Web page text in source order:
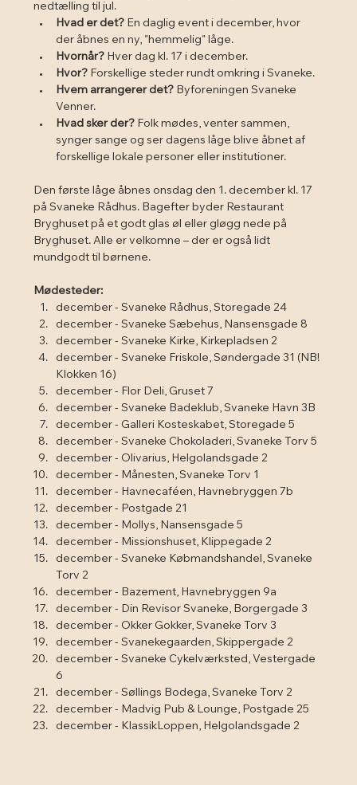
nedtælling til jul.
Hvad er det? En daglig event i december, hvor
der åbnes en ny, "hemmelig" låge.
Hvornår? Hver dag kl. 17 i december.
Hvor? Forskellige steder rundt omkring i Svaneke.
Hvem arrangerer det? Byforeningen Svaneke
Venner.
Hvad sker der? Folk mødes, venter sammen,
synger sange og ser dagens låge blive åbnet af
forskellige lokale personer eller institutioner.
Den første låge åbnes onsdag den 1. december kl. 17
på Svaneke Rådhus. Bagefter byder Restaurant
Bryghuset på et godt glas øl eller gløgg nede på
Bryghuset. Alle er velkomne – der er også lidt
mundgodt til børnene.
Mødesteder:
december - Svaneke Rådhus, Storegade 24
december - Svaneke Sæbehus, Nansensgade 8
december - Svaneke Kirke, Kirkepladsen 2
december - Svaneke Friskole, Søndergade 31 (NB!
Klokken 16)
december - Flor Deli, Gruset 7
december - Svaneke Badeklub, Svaneke Havn 3B
december - Galleri Kosteskabet, Storegade 5
december - Svaneke Chokoladeri, Svaneke Torv 5
december - Olivarius, Helgolandsgade 2
december - Månesten, Svaneke Torv 1
december - Havnecaféen, Havnebryggen 7b
december - Postgade 21
december - Mollys, Nansensgade 5
december - Missionshuset, Klippegade 2
december - Svaneke Købmandshandel, Svaneke
Torv 2
december - Bazement, Havnebryggen 9a
december - Din Revisor Svaneke, Borgergade 3
december - Okker Gokker, Svaneke Torv 3
december - Svanekegaarden, Skippergade 2
december - Svaneke Cykelværksted, Vestergade
6
december - Søllings Bodega, Svaneke Torv 2
december - Madvig Pub & Lounge, Postgade 25
december - KlassikLoppen, Helgolandsgade 2